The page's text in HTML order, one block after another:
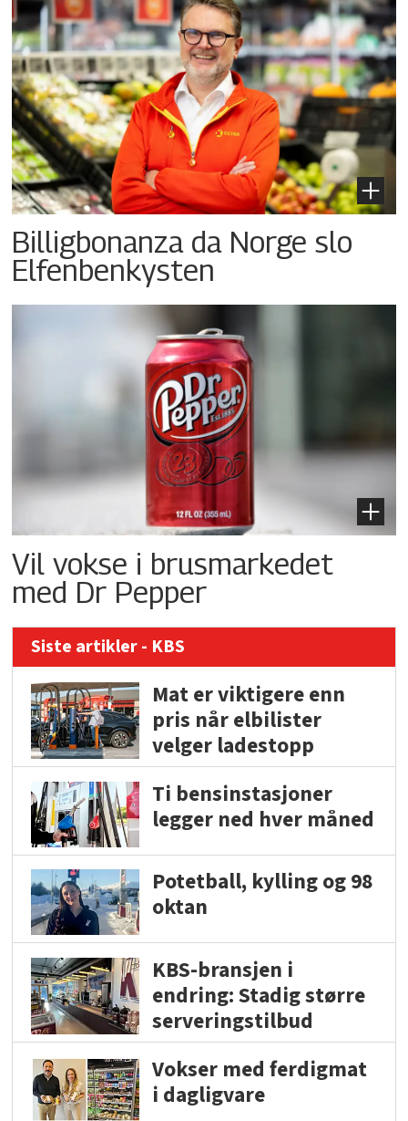
Billigbonanza da Norge slo
Elfenbenkysten
Vil vokse i brusmarkedet
med Dr Pepper
Siste artikler - KBS
Mat er viktigere enn
pris når elbilister
velger ladestopp
Ti bensinstasjoner
legger ned hver måned
Potetball, kylling og 98
oktan
KBS-bransjen i
endring: Stadig større
serveringstilbud
Vokser med ferdigmat
i dagligvare